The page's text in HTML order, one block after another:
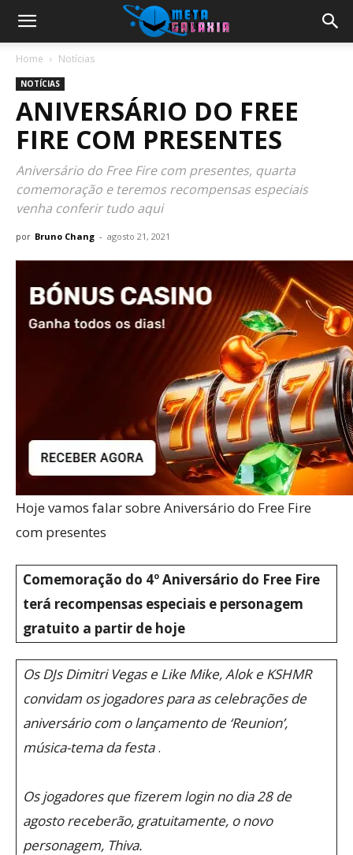
Home Notícias
NOTÍCIAS
ANIVERSÁRIO DO FREE
FIRE COM PRESENTES
Aniversário do Free Fire com presentes, quarta
comemoração e teremos recompensas especiais
venha conferir tudo aqui
por Bruno Chang - agosto 21, 2021
Hoje vamos falar sobre Aniversário do Free Fire
com presentes
Comemoração do 4º Aniversário do Free Fire
terá recompensas especiais e personagem
gratuito a partir de hoje
Os DJs Dimitri Vegas e Like Mike, Alok e KSHMR
convidam os jogadores para as celebrações de
aniversário com o lançamento de ‘Reunion’,
música-tema da festa.
Os jogadores que fizerem login no dia 28 de
agosto receberão, gratuitamente, o novo
personagem, Thiva.